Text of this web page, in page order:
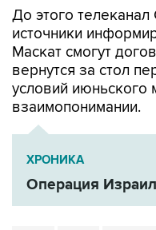
До этого телеканал
источники
Маскат смогут
вернутся за стол
условий июньского
взаимопонимании.
ХРОНИКА
Операция